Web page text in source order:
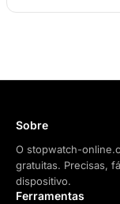
Sobre
O stopwatch-
gratuitas. Precisas,
dispositivo.
Ferramentas